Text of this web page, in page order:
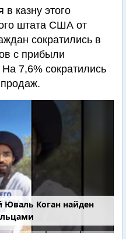
казну этого
штата США от
сократились в
с прибыли
7,6% сократились
продаж.
Юваль Коган найден